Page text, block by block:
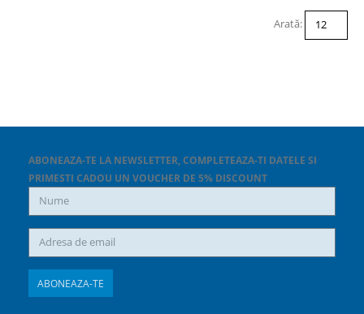
Arată:
ABONEAZA-TE LA NEWSLETTER, COMPLETEAZA-TI DATELE SI
PRIMESTI CADOU UN VOUCHER DE 5% DISCOUNT